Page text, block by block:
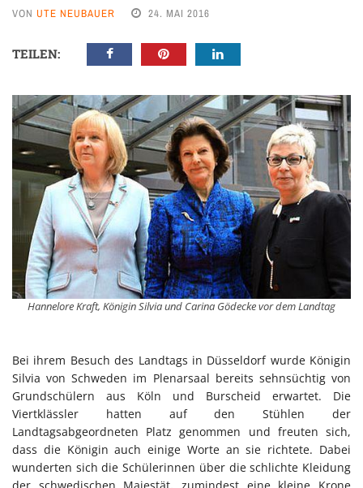
VON UTE NEUBAUER 24. MAI 2016
TEILEN:
Hannelore Kraft, Königin Silvia und Carina Gödecke vor dem Landtag
Bei ihrem Besuch des Landtags in Düsseldorf wurde Königin
Silvia von Schweden im Plenarsaal bereits sehnsüchtig von
Grundschülern aus Köln und Burscheid erwartet. Die
Viertklässler hatten auf den Stühlen der
Landtagsabgeordneten Platz genommen und freuten sich,
dass die Königin auch einige Worte an sie richtete. Dabei
wunderten sich die Schülerinnen über die schlichte Kleidung